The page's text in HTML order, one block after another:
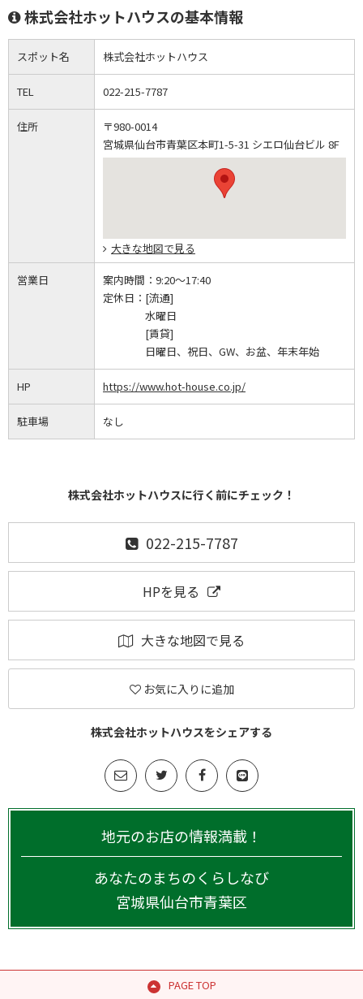
株式会社ホットハウスの基本情報
スポット名 株式会社ホットハウス
TEL 022-215-7787
住所
〒980-0014
宮城県仙台市青葉区本町1-5-31 シエロ仙台ビル 8F
大きな地図で見る
営業日 案内時間： 9:20～17:40
定休日： [流通]
水曜日
[賃貸]
日曜日、祝日、GW、お盆、年末年始
HP https://www.hot-house.co.jp/
駐車場 なし
株式会社ホットハウスに行く前にチェック！
022-215-7787
HPを見る
大きな地図で見る
お気に入りに追加
株式会社ホットハウスをシェアする
地元のお店の情報満載！
あなたのまちのくらしなび
宮城県仙台市青葉区
PAGE TOP